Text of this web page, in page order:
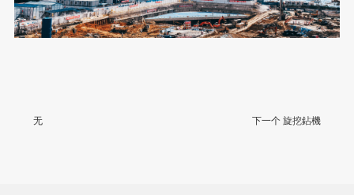
无 下一个 旋挖鉆機